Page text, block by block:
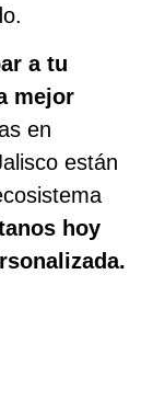
a tu
mejor
en
están
hoy